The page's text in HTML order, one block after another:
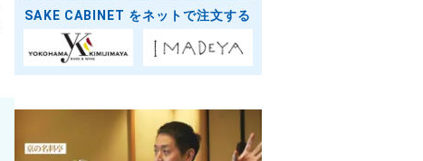
SAKE CABINET をネットで注文する